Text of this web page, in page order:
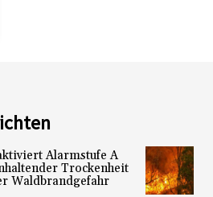
Alarmstufe A
Trockenheit
Waldbrandgefahr